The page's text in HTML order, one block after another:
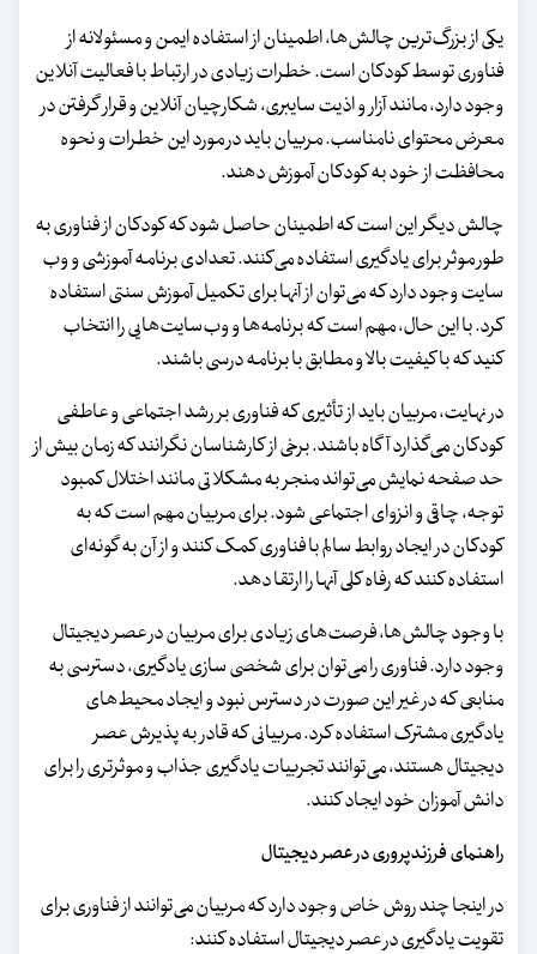
یکی از بزرگ‌ترین چالش‌ها، اطمینان از استفاده ایمن و مسئولانه از
فناوری توسط کودکان است. خطرات زیادی در ارتباط با فعالیت آنلاین
وجود دارد، مانند آزار و اذیت سایبری، شکارچیان آنلاین و قرار گرفتن در
معرض محتوای نامناسب. مربیان باید در مورد این خطرات و نحوه
محافظت از خود به کودکان آموزش دهند.
چالش دیگر این است که اطمینان حاصل شود که کودکان از فناوری به
طور موثر برای یادگیری استفاده می‌کنند. تعدادی برنامه آموزشی و وب
سایت وجود دارد که می‌توان از آنها برای تکمیل آموزش سنتی استفاده
کرد. با این حال، مهم است که برنامه‌ها و وب‌سایت‌هایی را انتخاب
کنید که با کیفیت بالا و مطابق با برنامه درسی باشند.
در نهایت، مربیان باید از تأثیری که فناوری بر رشد اجتماعی و عاطفی
کودکان می‌گذارد آگاه باشند. برخی از کارشناسان نگرانند که زمان بیش از
حد صفحه نمایش می‌تواند منجر به مشکلاتی مانند اختلال کمبود
توجه، چاقی و انزوای اجتماعی شود. برای مربیان مهم است که به
کودکان در ایجاد روابط سالم با فناوری کمک کنند و از آن به گونه‌ای
استفاده کنند که رفاه کلی آنها را ارتقا دهد.
با وجود چالش‌ها، فرصت‌های زیادی برای مربیان در عصر دیجیتال
وجود دارد. فناوری را می‌توان برای شخصی سازی یادگیری، دسترسی به
منابعی که در غیر این صورت در دسترس نبود و ایجاد محیط‌های
یادگیری مشترک استفاده کرد. مربیانی که قادر به پذیرش عصر
دیجیتال هستند، می‌توانند تجربیات یادگیری جذاب و موثرتری را برای
دانش آموزان خود ایجاد کنند.
راهنمای فرزندپروری در عصر دیجیتال
در اینجا چند روش خاص وجود دارد که مربیان می‌توانند از فناوری برای
تقویت یادگیری در عصر دیجیتال استفاده کنند: